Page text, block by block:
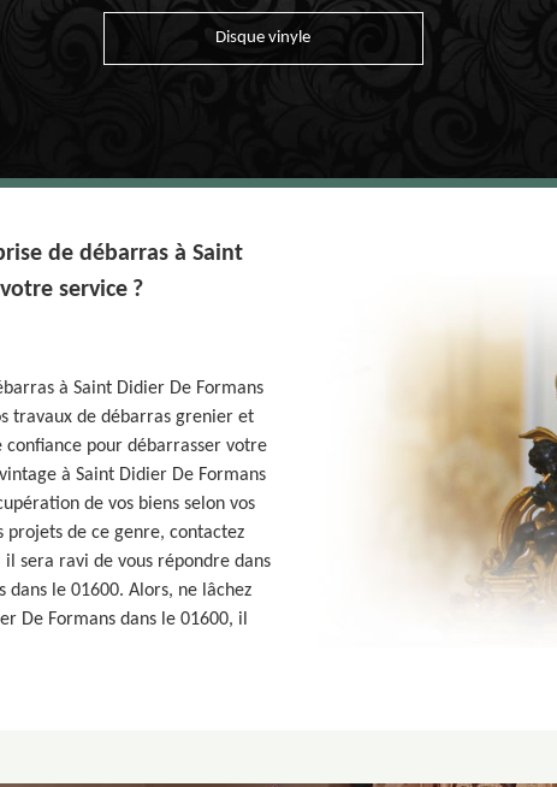
Disque vinyle
de débarras à Saint
service ?
à Saint Didier De Formans
travaux de débarras grenier et
pour débarrasser votre
à Saint Didier De Formans
de vos biens selon vos
projets de ce genre, contactez
sera ravi de vous répondre dans
dans le 01600. Alors, ne lâchez
De Formans dans le 01600, il